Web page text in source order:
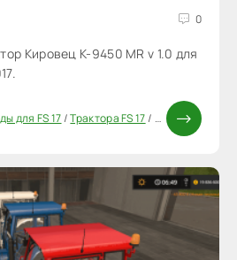
0
Кировец К-9450 MR v 1.0 для
для FS 17/Трактора FS 17/ Моды ФС 17